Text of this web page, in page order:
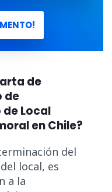
de
de
Local
en Chile?
del
local, es
a la